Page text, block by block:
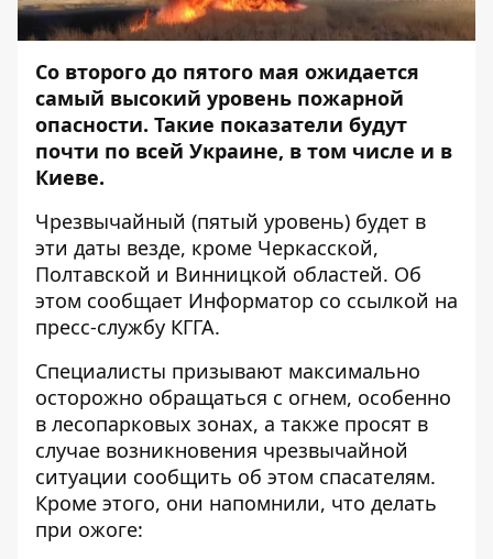
Со второго до пятого мая ожидается
самый высокий уровень пожарной
опасности. Такие показатели будут
почти по всей Украине, в том числе и в
Киеве.
Чрезвычайный (пятый уровень) будет в
эти даты везде, кроме Черкасской,
Полтавской и Винницкой областей. Об
этом сообщает Информатор со ссылкой на
пресс-службу КГГА.
Специалисты призывают максимально
осторожно обращаться с огнем, особенно
в лесопарковых зонах, а также просят в
случае возникновения чрезвычайной
ситуации сообщить об этом спасателям.
Кроме этого, они напомнили, что делать
при ожоге: